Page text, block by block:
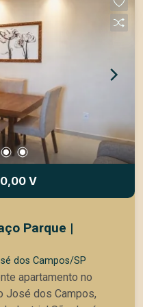
em um só lugar.
sua visita!
V
Parque |
dos Campos/SP
apartamento no
José dos Campos,